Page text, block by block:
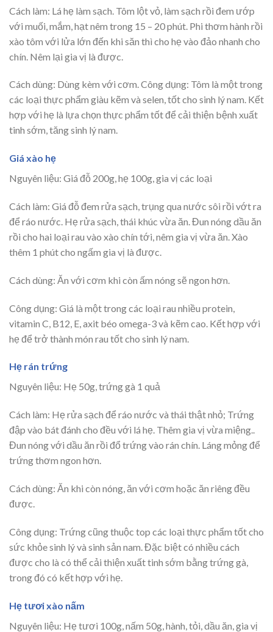
Cách làm: Lá hẹ làm sạch. Tôm lột vỏ, làm sạch rồi đem ướp
với muối, mắm, hạt nêm trong 15 – 20 phút. Phi thơm hành rồi
xào tôm với lửa lớn đến khi săn thì cho hẹ vào đảo nhanh cho
chín. Nêm lại gia vị là được.
Cách dùng: Dùng kèm với cơm. Công dụng: Tôm là một trong
các loại thực phẩm giàu kẽm và selen, tốt cho sinh lý nam. Kết
hợp với hẹ là lựa chọn thực phẩm tốt để cải thiện bệnh xuất
tinh sớm, tăng sinh lý nam.
Giá xào hẹ
Nguyên liệu: Giá đỗ 200g, hẹ 100g, gia vị các loại
Cách làm: Giá đỗ đem rửa sạch, trụng qua nước sôi rồi vớt ra
để ráo nước. Hẹ rửa sạch, thái khúc vừa ăn. Đun nóng dầu ăn
rồi cho hai loại rau vào xào chín tới, nêm gia vị vừa ăn. Xào
thêm 1 phút cho ngấm gia vị là được.
Cách dùng: Ăn với cơm khi còn ấm nóng sẽ ngon hơn.
Công dụng: Giá là một trong các loại rau nhiều protein,
vitamin C, B12, E, axit béo omega-3 và kẽm cao. Kết hợp với
hẹ để trở thành món rau tốt cho sinh lý nam.
Hẹ rán trứng
Nguyên liệu: Hẹ 50g, trứng gà 1 quả
Cách làm: Hẹ rửa sạch để ráo nước và thái thật nhỏ; Trứng
đập vào bát đánh cho đều với lá hẹ. Thêm gia vị vừa miệng..
Đun nóng với dầu ăn rồi đổ trứng vào rán chín. Láng mỏng để
trứng thơm ngon hơn.
Cách dùng: Ăn khi còn nóng, ăn với cơm hoặc ăn riêng đều
được.
Công dụng: Trứng cũng thuộc top các loại thực phẩm tốt cho
sức khỏe sinh lý và sinh sản nam. Đặc biệt có nhiều cách
được cho là có thể cải thiện xuất tinh sớm bằng trứng gà,
trong đó có kết hợp với hẹ.
Hẹ tươi xào nấm
Nguyên liệu: Hẹ tươi 100g, nấm 50g, hành, tỏi, dầu ăn, gia vị